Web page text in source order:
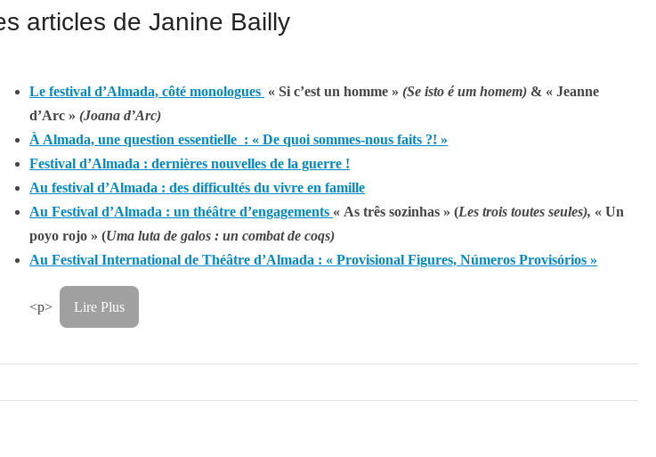
articles de Janine Bailly
Le festival d’Almada, côté monologues « Si c’est un homme » (Se isto é um homem) & « Jeanne
d’Arc » (Joana d’Arc)
À Almada, une question essentielle : « De quoi sommes-nous faits ?! »
Festival d’Almada : dernières nouvelles de la guerre !
Au festival d’Almada : des difficultés du vivre en famille
Au Festival d’Almada : un théâtre d’engagements « As três sozinhas » (Les trois toutes seules), « Un
poyo rojo » (Uma luta de galos : un combat de coqs)
Au Festival International de Théâtre d’Almada : « Provisional Figures, Números Provisórios »
<p> Lire Plus